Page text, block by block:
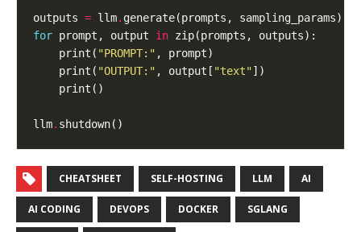
outputs = llm.
for prompt, output in
    print(
"PROMPT:"
    print(
"OUTPUT:" , output[ "text"
llm.
CHEATSHEET SELF-HOSTING LLM AI
AI CODING DEVOPS DOCKER SGLANG